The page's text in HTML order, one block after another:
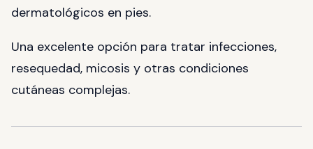
dermatológicos en pies.
Una excelente opción para tratar infecciones,
resequedad, micosis y otras condiciones
cutáneas complejas.